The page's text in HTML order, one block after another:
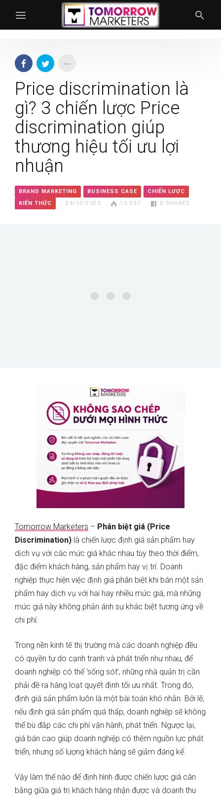
Price discrimination là
gì? 3 chiến lược Price
discrimination giúp
thương hiệu tối ưu lợi
nhuận
BRAND MARKETING BUSINESS CASE
CHIẾN LƯỢC
KIẾN THỨC
24/10/2023 15.937 0 SHARES
Tomorrow Marketers – Phân biệt giá (Price
Discrimination) là chiến lược định giá sản phẩm hay
dịch vụ với các mức giá khác nhau tùy theo thời điểm,
đặc điểm khách hàng, sản phẩm hay vị trí. Doanh
nghiệp thực hiện việc định giá phân biệt khi bán một sản
phẩm hay dịch vụ với hai hay nhiều mức giá, mà những
mức giá này không phản ánh sự khác biệt tương ứng về
chi phí.
Trong nền kinh tế thị trường mà các doanh nghiệp đều
có quyền tự do cạnh tranh và phát triển như nhau, để
doanh nghiệp có thể ‘sống sót’, những nhà quản trị cần
phải đề ra hàng loạt quyết định tối ưu nhất. Trong đó,
định giá sản phẩm luôn là một bài toán khó nhằn. Bởi lẽ,
nếu định giá sản phẩm quá thấp, doanh nghiệp sẽ không
thể bù đắp các chi phí vận hành, phát triển. Ngược lại,
giá bán cao giúp doanh nghiệp có thêm nguồn lực phát
triển, nhưng số lượng khách hàng sẽ giảm đáng kể.
Vậy làm thế nào để định hình được chiến lược giá cân
bằng giữa giá trị khách hàng nhận được và doanh thu